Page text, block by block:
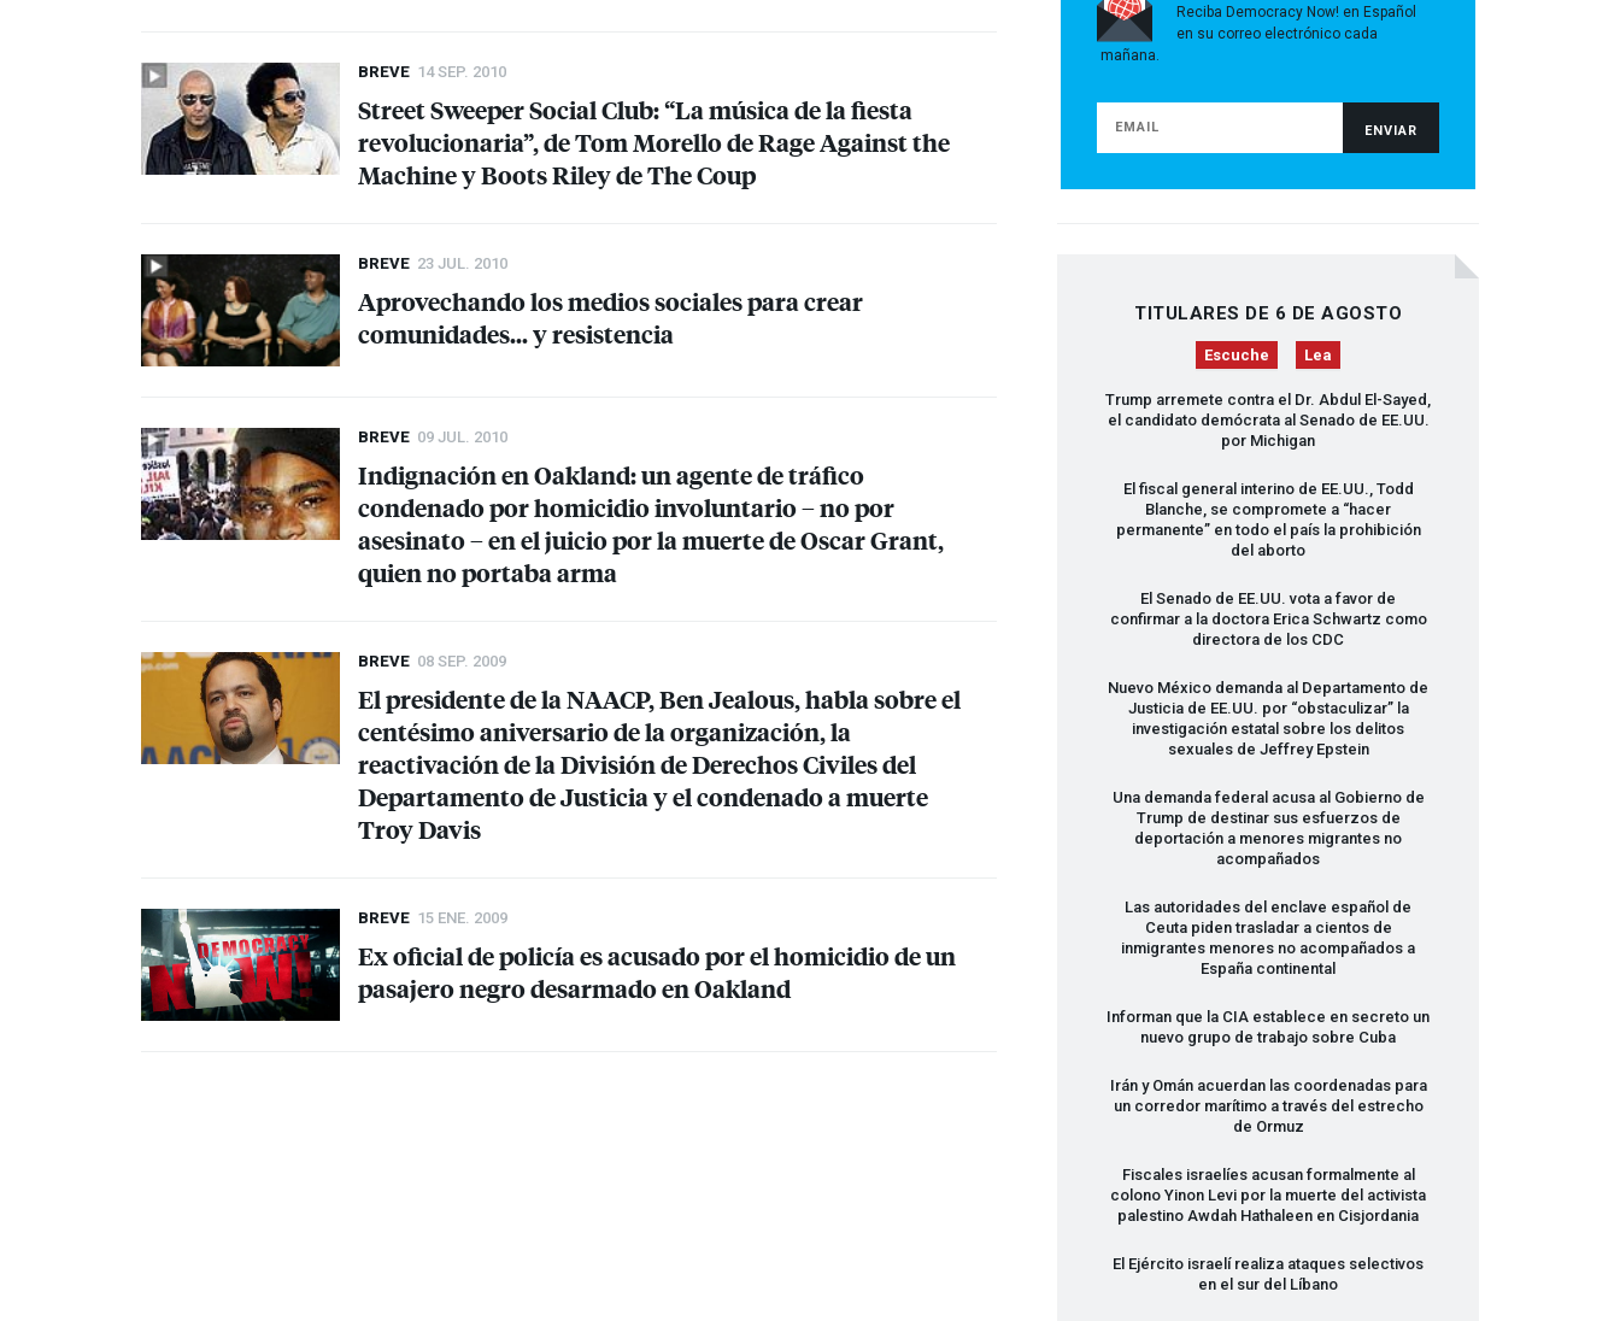
BREVE 14 SEP. 2010
Street Sweeper Social Club: “La música de la fiesta
revolucionaria”, de Tom Morello de Rage Against the
Machine y Boots Riley de The Coup
BREVE 23 JUL. 2010
Aprovechando los medios sociales para crear
comunidades… y resistencia
BREVE 09 JUL. 2010
Indignación en Oakland: un agente de tráfico
condenado por homicidio involuntario – no por
asesinato – en el juicio por la muerte de Oscar Grant,
quien no portaba arma
BREVE 08 SEP. 2009
El presidente de laNAACP, Ben Jealous, habla sobre el
centésimo aniversario de la organización, la
reactivación de la División de Derechos Civiles del
Departamento de Justicia y el condenado a muerte
Troy Davis
BREVE 15 ENE. 2009
Ex oficial de policía es acusado por el homicidio de un
pasajero negro desarmado en Oakland
Reciba Democracy Now! en Español
en su correo electrónico cada
mañana.
TITULARES DE 6 DE AGOSTO
Escuche Lea
Trump arremete contra el Dr. Abdul El-Sayed,
el candidato demócrata al Senado de EE.UU.
por Michigan
El fiscal general interino de EE.UU., Todd
Blanche, se compromete a “hacer
permanente” en todo el país la prohibición
del aborto
El Senado de EE.UU. vota a favor de
confirmar a la doctora Erica Schwartz como
directora de los CDC
Nuevo México demanda al Departamento de
Justicia de EE.UU. por “obstaculizar” la
investigación estatal sobre los delitos
sexuales de Jeffrey Epstein
Una demanda federal acusa al Gobierno de
Trump de destinar sus esfuerzos de
deportación a menores migrantes no
acompañados
Las autoridades del enclave español de
Ceuta piden trasladar a cientos de
inmigrantes menores no acompañados a
España continental
Informan que la CIA establece en secreto un
nuevo grupo de trabajo sobre Cuba
Irán y Omán acuerdan las coordenadas para
un corredor marítimo a través del estrecho
de Ormuz
Fiscales israelíes acusan formalmente al
colono Yinon Levi por la muerte del activista
palestino Awdah Hathaleen en Cisjordania
El Ejército israelí realiza ataques selectivos
en el sur del Líbano